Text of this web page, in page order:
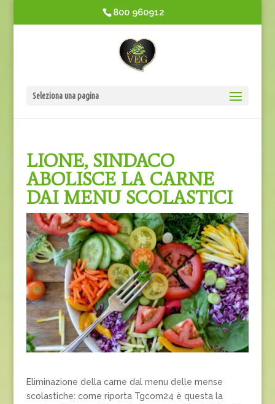
800 960912
Seleziona una pagina
LIONE, SINDACO
ABOLISCE LA CARNE
DAI MENU SCOLASTICI
Eliminazione della carne dal menu delle mense
scolastiche: come riporta Tgcom24 è questa la